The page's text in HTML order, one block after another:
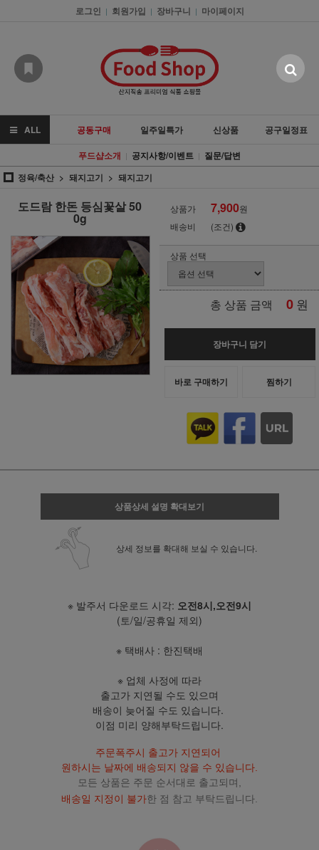
로그인 | 회원가입 | 장바구니 | 마이페이지
ALL 공동구매 일주일특가 신상품
공구일정표
푸드샵소개 | 공지사항/이벤트 | 질문/답변
정육/축산
돼지고기 돼지고기
도드람 한돈 등심꽃살 50
0g
상품가 7,900원
배송비
(조건)
상품 선택
총 상품 금액 0 원
장바구니 담기
바로 구매하기 찜하기
상품상세 설명 확대보기
상세 정보를 확대해 보실 수 있습니다.
※ 발주서 다운로드 시각: 오전8시,오전9시
(토/일/공휴일 제외)
※ 택배사 : 한진택배
※ 업체 사정에 따라
출고가 지연될 수도 있으며
배송이 늦어질 수도 있습니다.
이점 미리 양해부탁드립니다.
주문폭주시 출고가 지연되어
원하시는 날짜에 배송되지 않을 수 있습니다.
모든 상품은 주문 순서대로 출고되며,
배송일 지정이 불가한 점 참고 부탁드립니다.